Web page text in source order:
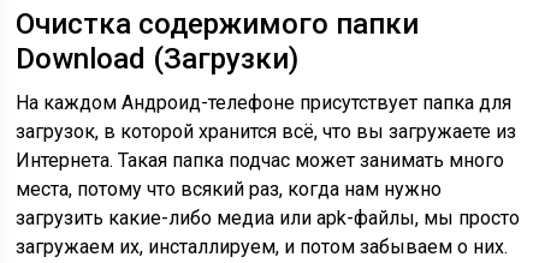
Очистка содержимого папки
Download (Загрузки)
На каждом Андроид-телефоне присутствует папка для
загрузок, в которой хранится всё, что вы загружаете из
Интернета. Такая папка подчас может занимать много
места, потому что всякий раз, когда нам нужно
загрузить какие-либо медиа или apk-файлы, мы просто
загружаем их, инсталлируем, и потом забываем о них.